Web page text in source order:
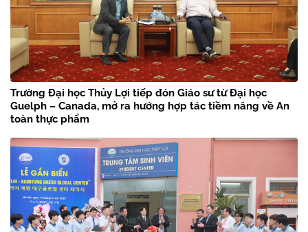
Trường Đại học Thủy Lợi tiếp đón Giáo sư từ Đại học
Guelph – Canada, mở ra hướng hợp tác tiềm năng về An
toàn thực phẩm